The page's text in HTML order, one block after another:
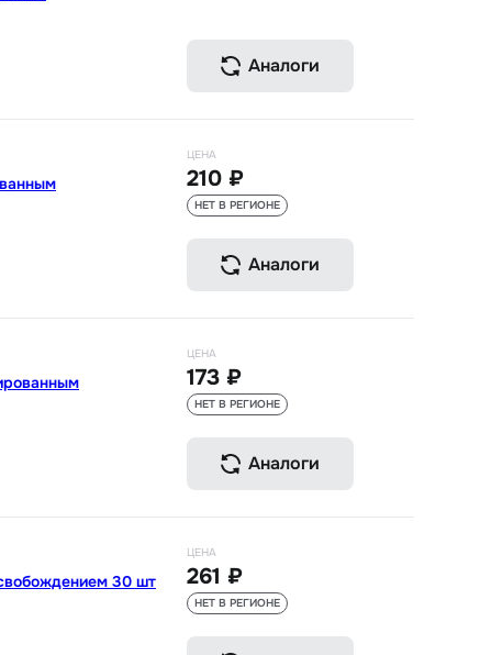
Аналоги
ЦЕНА
210 ₽
НЕТ В РЕГИОНЕ
Аналоги
ЦЕНА
173 ₽
НЕТ В РЕГИОНЕ
Аналоги
30 шт
ЦЕНА
261 ₽
НЕТ В РЕГИОНЕ